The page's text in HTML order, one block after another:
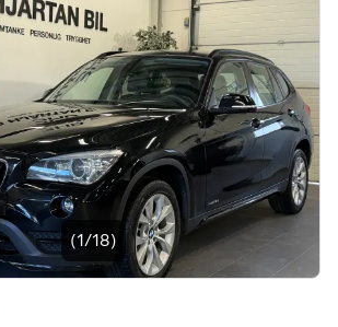
Bildgalleri
(1/18)